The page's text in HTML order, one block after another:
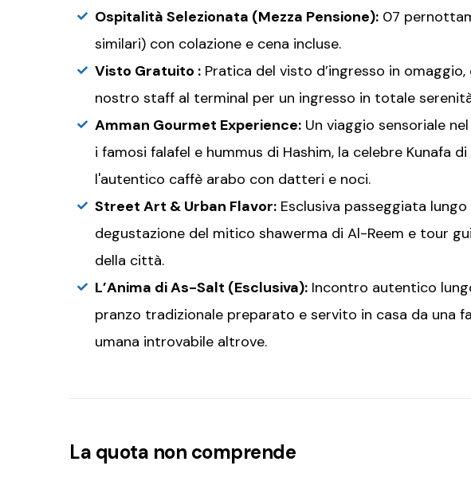
Ospitalità Selezionata (Mezza Pensione): 07
similari) con colazione e cena incluse.
Visto Gratuito : Pratica del visto d’ingresso in
nostro staff al terminal per un ingresso in totale
Amman Gourmet Experience: Un viaggio sensoriale
i famosi falafel e hummus di Hashim, la celebre Kunafa
l'autentico caffè arabo con datteri e noci.
Street Art & Urban Flavor: Esclusiva passeggiata
degustazione del mitico shawerma di Al-Reem e tour
della città.
L’Anima di As-Salt (Esclusiva): Incontro autentico
pranzo tradizionale preparato e servito in casa da una
umana introvabile altrove.
La quota non comprende